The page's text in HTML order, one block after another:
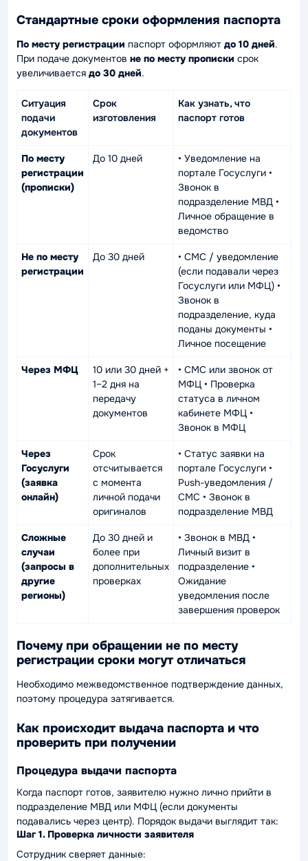
Стандартные сроки оформления паспорта
По месту регистрации паспорт оформляют до 10 дней.
При подаче документов не по месту прописки срок
увеличивается до 30 дней.
Ситуация
подачи
документов
Срок
изготовления
Как узнать, что
паспорт готов
По месту
регистрации
(прописки)
До 10 дней
• Уведомление на
портале Госуслуги •
Звонок в
подразделение МВД •
Личное обращение в
ведомство
Не по месту
регистрации
До 30 дней
• СМС / уведомление
(если подавали через
Госуслуги или МФЦ) •
Звонок в
подразделение, куда
поданы документы •
Личное посещение
Через МФЦ
10 или 30 дней +
1–2 дня на
передачу
документов
• СМС или звонок от
МФЦ • Проверка
статуса в личном
кабинете МФЦ •
Звонок в МФЦ
Через
Госуслуги
(заявка
онлайн)
Срок
отсчитывается
с момента
личной подачи
оригиналов
• Статус заявки на
портале Госуслуги •
Push-уведомления /
СМС • Звонок в
подразделение МВД
Сложные
случаи
(запросы в
другие
регионы)
До 30 дней и
более при
дополнительных
проверках
• Звонок в МВД •
Личный визит в
подразделение •
Ожидание
уведомления после
завершения проверок
Почему при обращении не по месту
регистрации сроки могут отличаться
Необходимо межведомственное подтверждение данных,
поэтому процедура затягивается.
Как происходит выдача паспорта и что
проверить при получении
Процедура выдачи паспорта
Когда паспорт готов, заявителю нужно лично прийти в
подразделение МВД или МФЦ (если документы
подавались через центр). Порядок выдачи выглядит так:
Шаг 1. Проверка личности заявителя
Сотрудник сверяет данные: